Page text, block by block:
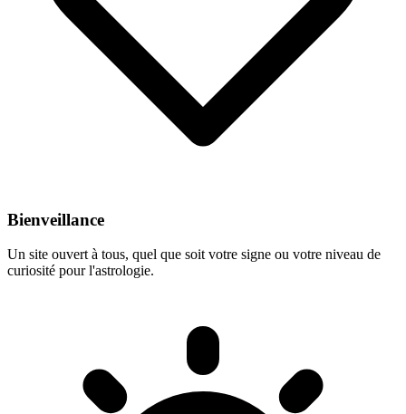
Bienveillance
Un site ouvert à tous, quel que soit votre signe ou votre niveau de
curiosité pour l'astrologie.